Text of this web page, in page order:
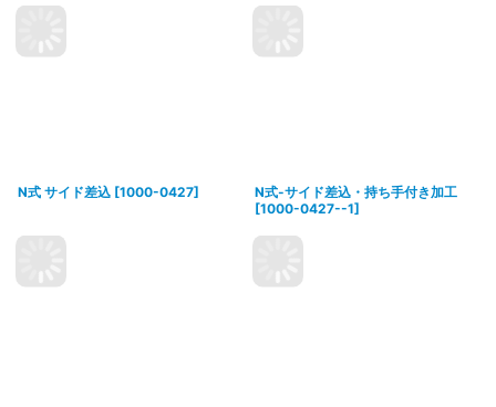
N式 サイド差込 [1000-0427]
N式-サイド差込・持ち手付き加工
[1000-0427--1]